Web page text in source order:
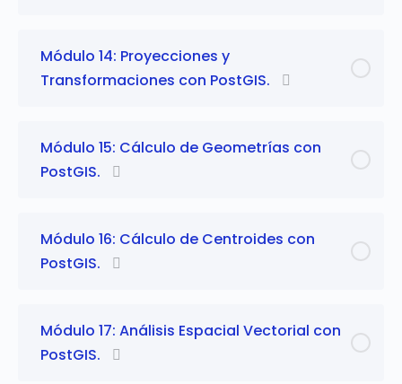
Módulo 14: Proyecciones y
Transformaciones con PostGIS.
Módulo 15: Cálculo de Geometrías con
PostGIS.
Módulo 16: Cálculo de Centroides con
PostGIS.
Módulo 17: Análisis Espacial Vectorial con
PostGIS.